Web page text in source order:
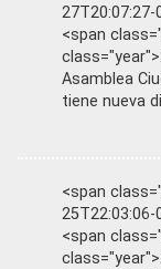
<span
Asamblea
tiene nueva
<span
<span